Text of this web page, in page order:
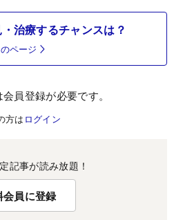
治療するチャンスは？
ページ
員登録が必要です。
方は ログイン
記事が読み放題！
会員に登録